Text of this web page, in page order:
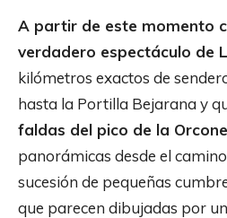
A partir de este momento
verdadero espectáculo de
kilómetros exactos de
hasta la Portilla Bejarana y
faldas del pico de la
panorámicas desde el
sucesión de pequeñas
que parecen dibujadas por